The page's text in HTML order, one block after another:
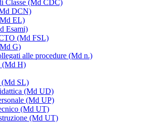
Classe (Md CDC)
DCN)
EL)
Esami)
(Md FSL)
G)
alle procedure (Md n.)
(Md H)
(Md SL)
(Md UD)
(Md UP)
(Md UT)
(Md UT)